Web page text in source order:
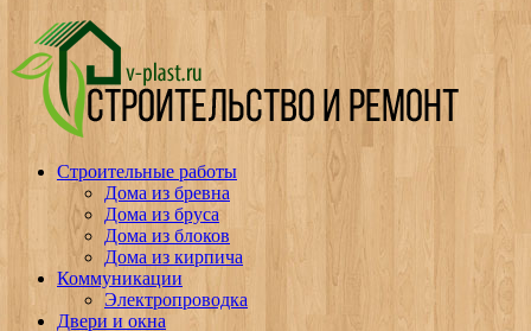
v-plast.ru Строительство и ремонт
Строительные работы
Дома из бревна
Дома из бруса
Дома из блоков
Дома из кирпича
Коммуникации
Электропроводка
Двери и окна